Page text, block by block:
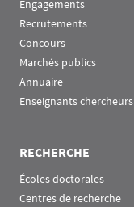
Engagements
Recrutements
Concours
Marchés publics
Annuaire
Enseignants chercheurs
RECHERCHE
Écoles doctorales
Centres de recherche